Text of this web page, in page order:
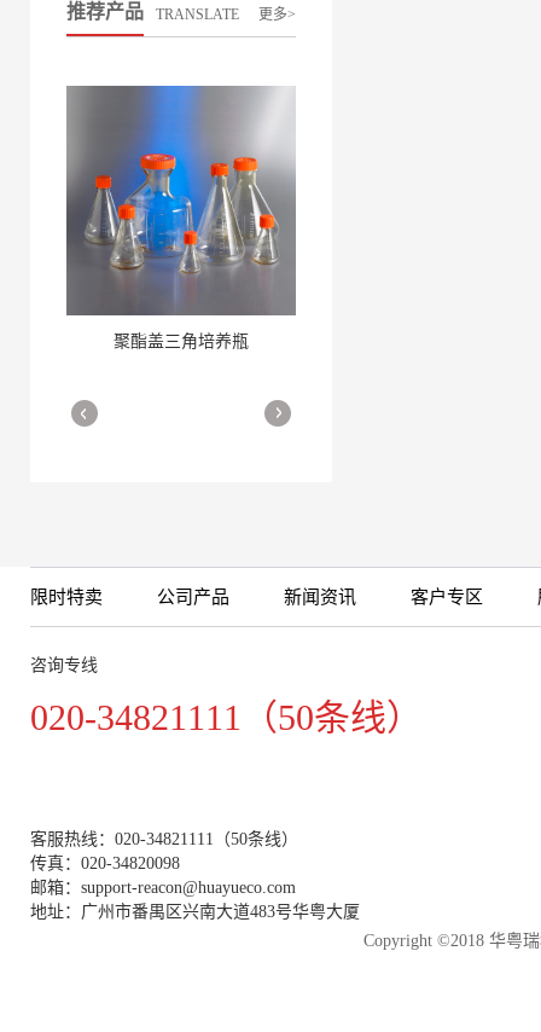
推荐产品 TRANSLATE 更多>
聚酯盖三角培养瓶
细胞培养瓶
More
限时特卖 公司产品 新闻资讯 客户专区
咨询专线
020-34821111（50条线）
客服热线：020-34821111（50条线）
传真：020-34820098
邮箱：support-reacon@huayueco.com
地址：广州市番禺区兴南大道483号华粤大厦
Copyright ©2018 华粤